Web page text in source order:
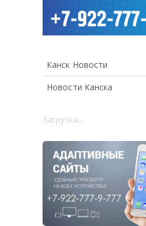
Канск Новости
Новости Канска
Загрузка...